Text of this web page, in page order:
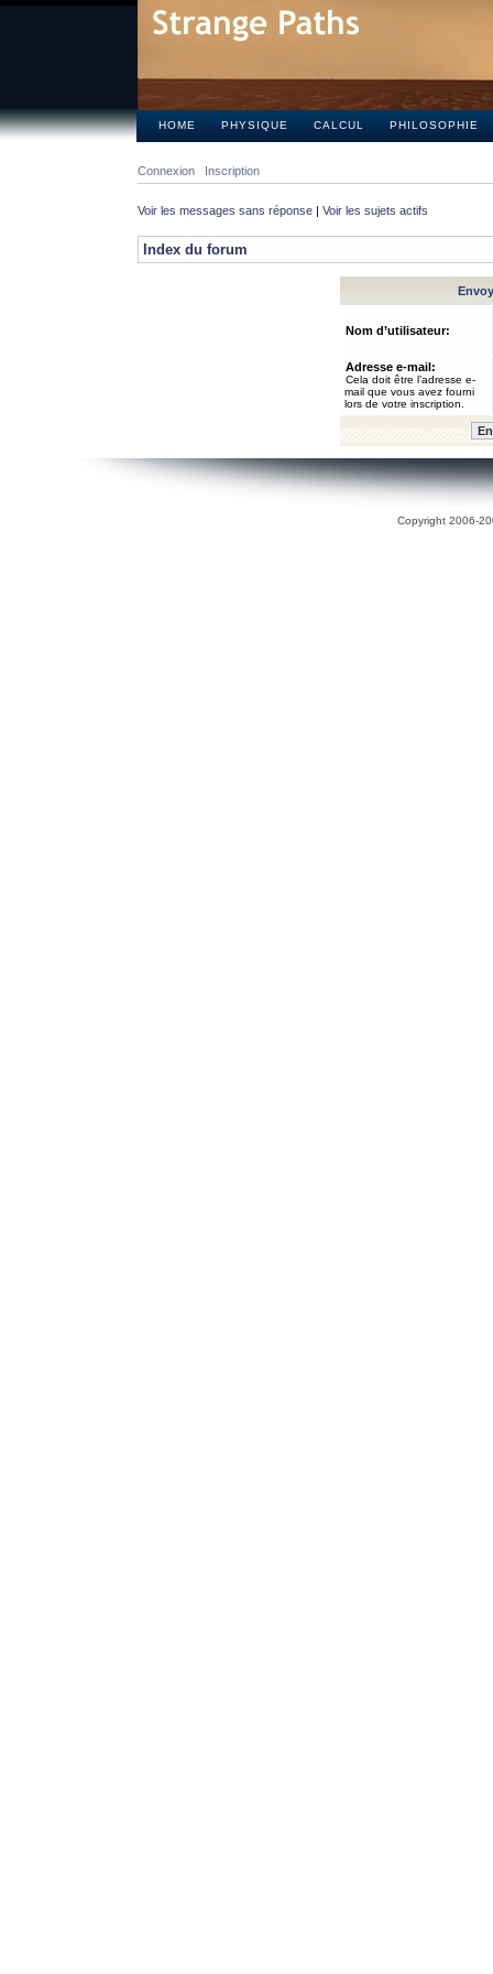
HOME PHYSIQUE CALCUL PHILOSOPHIE
Connexion Inscription
Voir les messages sans réponse | Voir les sujets actifs
Index du forum
Nom d’utilisateur:
Adresse e-mail:
Cela doit être l’adresse e-
mail que vous avez fourni
lors de votre inscription.
Copyright 2006-